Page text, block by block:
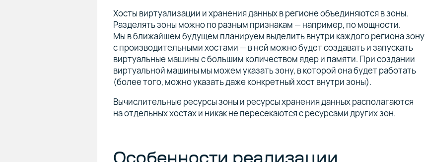
Хосты виртуализации и хранения данных в регионе объединяются в зоны.
Разделять зоны можно по разным признакам — например, по мощности.
Мы в ближайшем будущем планируем выделить внутри каждого региона зону
с производительными хостами — в ней можно будет создавать и запускать
виртуальные машины с большим количеством ядер и памяти. При создании
виртуальной машины мы можем указать зону, в которой она будет работать
(более того, можно указать даже конкретный хост внутри зоны).
Вычислительные ресурсы зоны и ресурсы хранения данных располагаются
на отдельных хостах и никак не пересекаются с ресурсами других зон.